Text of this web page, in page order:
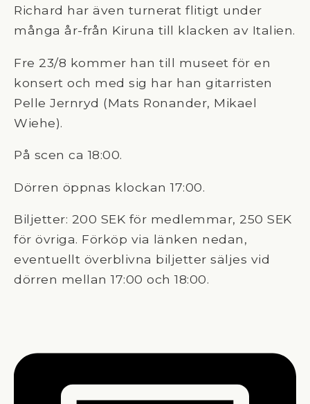
Richard har även turnerat flitigt under
många år-från Kiruna till klacken av Italien.
Fre 23/8 kommer han till museet för en
konsert och med sig har han gitarristen
Pelle Jernryd (Mats Ronander, Mikael
Wiehe).
På scen ca 18:00.
Dörren öppnas klockan 17:00.
Biljetter: 200 SEK för medlemmar, 250 SEK
för övriga. Förköp via länken nedan,
eventuellt överblivna biljetter säljes vid
dörren mellan 17:00 och 18:00.